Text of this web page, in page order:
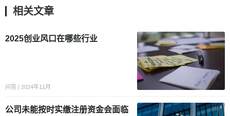
相关文章
2025创业风口在哪些行业
问答 | 2024年11月
公司未能按时实缴注册资金会面临